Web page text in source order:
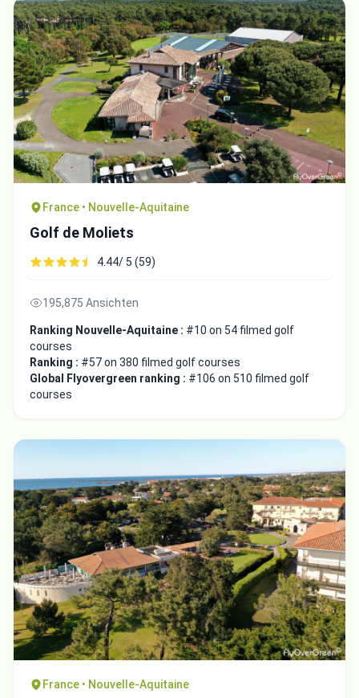
France • Nouvelle-Aquitaine
Golf de Moliets
4.44/ 5 (59)
195,875 Ansichten
Ranking Nouvelle-Aquitaine : #10 on 54 filmed golf
courses
Ranking : #57 on 380 filmed golf courses
Global Flyovergreen ranking : #106 on 510 filmed golf
courses
France • Nouvelle-Aquitaine